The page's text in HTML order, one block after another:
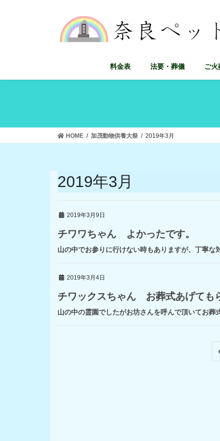
料金表 法要・葬儀 ご火
HOME 加茂動物供養大祭 2019年3月
2019年3月
2019年3月9日
チワワちゃん よかったです。
山の中でお参りに行けない時もありますが、丁寧
2019年3月4日
チワックスちゃん お葬式あげても
山の中の霊園でしたがお坊さんを呼んで頂いてお